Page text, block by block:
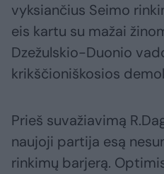
vyksiančius Seimo
eis kartu su mažai
Dzežulskio-Duonio
krikščioniškosios
Prieš suvažiavimą
naujoji partija esą
rinkimų barjerą.